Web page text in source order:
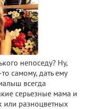
непоседу? Ну,
самому, дать ему
всегда
серьезные мама и
или разноцветных